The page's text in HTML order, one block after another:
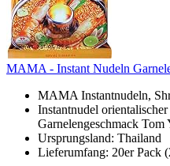
MAMA - Instant Nudeln
MAMA Instantnudeln,
Instantnudel
Garnelengeschmack Tom
Ursprungsland: Thailand
Lieferumfang: 20er Pack